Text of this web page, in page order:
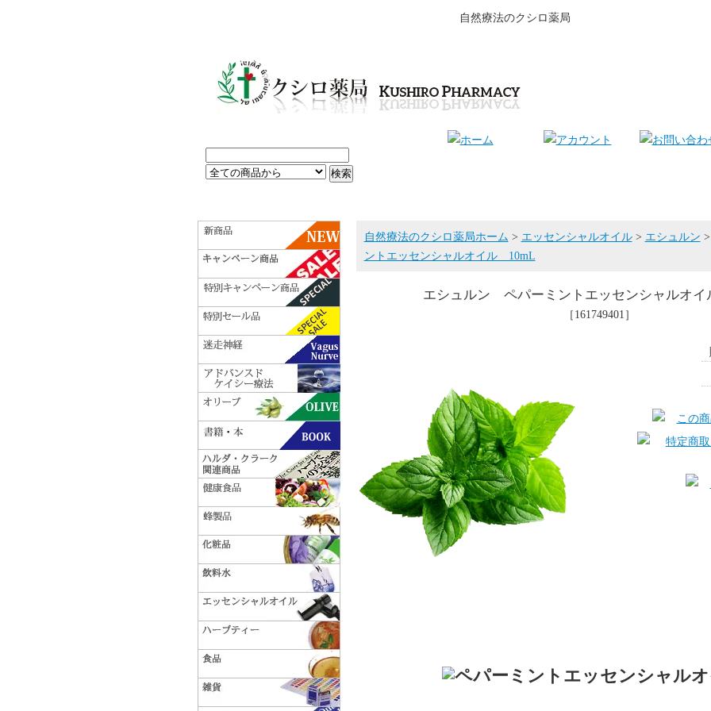
自然療法のクシロ薬局
自然療法のクシロ薬局ホーム > エッセンシャルオイル> エシュルン
ントエッセンシャルオイル 10mL
エシュルン ペパーミントエッセンシャルオ
［161749401］